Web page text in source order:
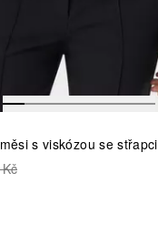
s viskózou se střapci